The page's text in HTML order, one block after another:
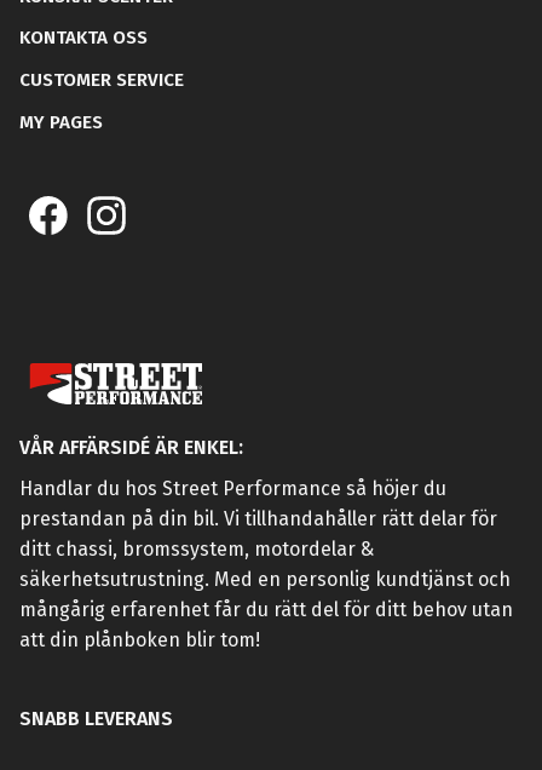
KONTAKTA OSS
CUSTOMER SERVICE
MY PAGES
VÅR AFFÄRSIDÉ ÄR ENKEL:
Handlar du hos Street Performance så höjer du
prestandan på din bil. Vi tillhandahåller rätt delar för
ditt chassi, bromssystem, motordelar &
säkerhetsutrustning. Med en personlig kundtjänst och
mångårig erfarenhet får du rätt del för ditt behov utan
att din plånboken blir tom!
SNABB LEVERANS